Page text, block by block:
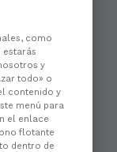
como
estarás
y
todo» o
contenido y
menú para
el enlace
flotante
dentro de